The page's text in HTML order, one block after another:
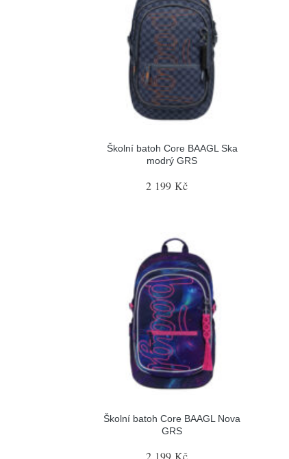
Školní batoh Core BAAGL Ska
modrý GRS
2 199 Kč
Školní batoh Core BAAGL Nova
GRS
2 199 Kč